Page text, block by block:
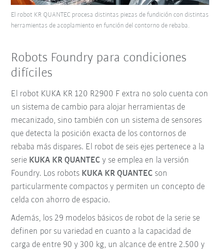
El robot KR QUANTEC procesa distintas piezas de fundición con distintas
herramientas de acoplamiento en función del contorno de rebaba.
Robots Foundry para condiciones
difíciles
El robot KUKA KR 120 R2900 F extra no solo cuenta con
un sistema de cambio para alojar herramientas de
mecanizado, sino también con un sistema de sensores
que detecta la posición exacta de los contornos de
rebaba más dispares. El robot de seis ejes pertenece a la
serie KUKA KR QUANTEC y se emplea en la versión
Foundry. Los robots KUKA KR QUANTEC son
particularmente compactos y permiten un concepto de
celda con ahorro de espacio.
Además, los 29 modelos básicos de robot de la serie se
definen por su variedad en cuanto a la capacidad de
carga de entre 90 y 300 kg, un alcance de entre 2.500 y